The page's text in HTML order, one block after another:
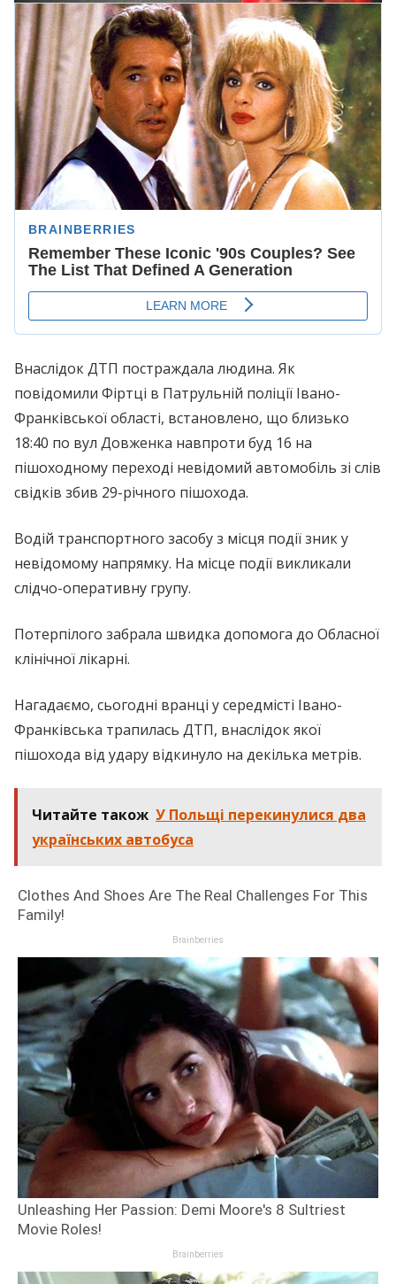
Внаслідок ДТП постраждала людина. Як
повідомили Фіртці в Патрульній поліції Івано-
Франківської області, встановлено, що близько
18:40 по вул Довженка навпроти буд 16 на
пішоходному переході невідомий автомобіль зі слів
свідків збив 29-річного пішохода.
Водій транспортного засобу з місця події зник у
невідомому напрямку. На місце події викликали
слідчо-оперативну групу.
Потерпілого забрала швидка допомога до Обласної
клінічної лікарні.
Нагадаємо, сьогодні вранці у середмісті Івано-
Франківська трапилась ДТП, внаслідок якої
пішохода від удару відкинуло на декілька метрів.
Читайте також У Польщі перекинулися два
українських автобуса